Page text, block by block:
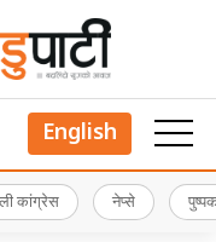
English
कांग्रेस नेप्से